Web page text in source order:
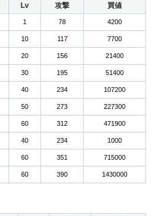
Lv 攻撃 買値
1 78 4200
10 117 7700
20 156 21400
30 195 51400
40 234 107200
50 273 227300
60 312 471900
40 234 1000
60 351 715000
60 390 1430000